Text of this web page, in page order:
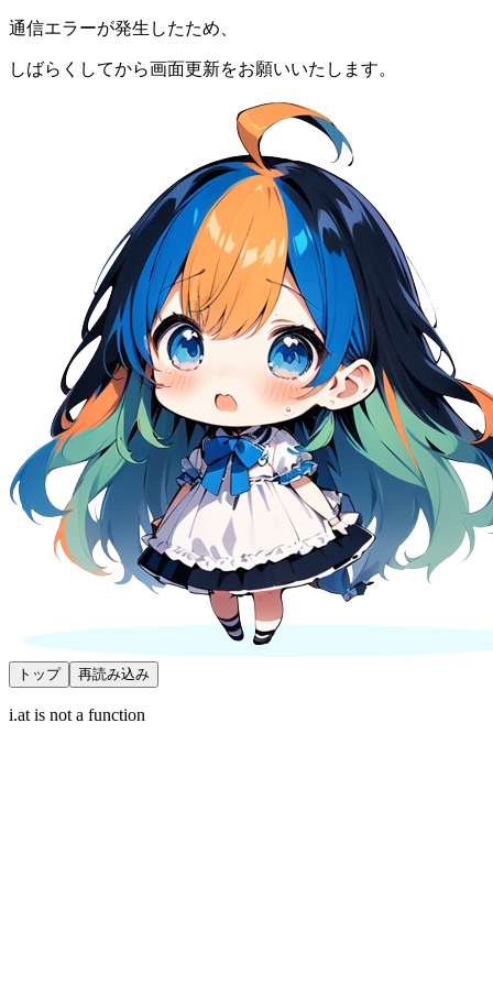
通信エラーが発生したため、
しばらくしてから画面更新をお願いいたします。
トップ 再読み込み
i.at is not a function